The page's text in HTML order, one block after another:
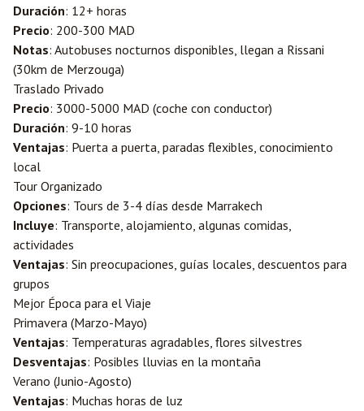
Duración: 12+ horas
Precio: 200-300 MAD
Notas: Autobuses nocturnos disponibles, llegan a Rissani
(30km de Merzouga)
Traslado Privado
Precio: 3000-5000 MAD (coche con conductor)
Duración: 9-10 horas
Ventajas: Puerta a puerta, paradas flexibles, conocimiento
local
Tour Organizado
Opciones: Tours de 3-4 días desde Marrakech
Incluye: Transporte, alojamiento, algunas comidas,
actividades
Ventajas: Sin preocupaciones, guías locales, descuentos para
grupos
Mejor Época para el Viaje
Primavera (Marzo-Mayo)
Ventajas: Temperaturas agradables, flores silvestres
Desventajas: Posibles lluvias en la montaña
Verano (Junio-Agosto)
Ventajas: Muchas horas de luz